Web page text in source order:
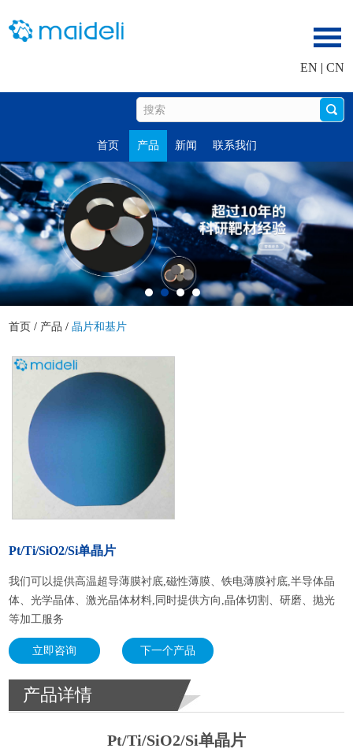
EN | CN
首页 产品 新闻 联系我们
首页 / 产品 /晶片和基片
Pt/Ti/SiO2/Si单晶片
我们可以提供高温超导薄膜衬底,磁性薄膜、铁电薄膜衬底,半导体晶
体、光学晶体、激光晶体材料,同时提供方向,晶体切割、研磨、抛光
等加工服务
立即咨询 下一个产品
产品详情
Pt/Ti/SiO2/Si单晶片